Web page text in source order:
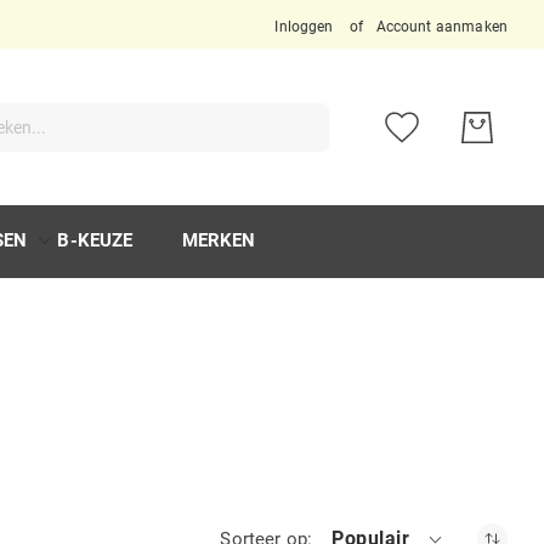
Inloggen Account aanmaken
B-KEUZE MERKEN
Sorteer op Populair